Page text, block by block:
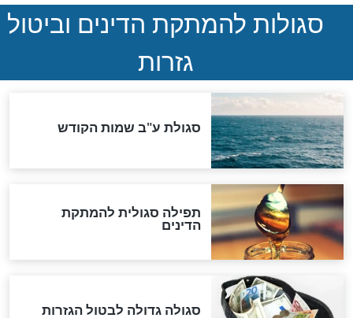
ואיראן: בלי שקיפות ועם הרבה
סימני שאלה
המסמך האבוד שנחשף
במרתפי מוסקבה: כתב היד
הנדיר של הרשב"ם התגלה
"מודה לקב"ה על כל השנים"